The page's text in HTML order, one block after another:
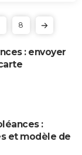
8
: envoyer
:
et modèle de